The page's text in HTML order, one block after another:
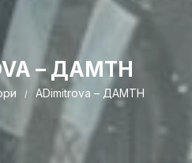
– ДАМТН
ADimitrova – ДАМТН